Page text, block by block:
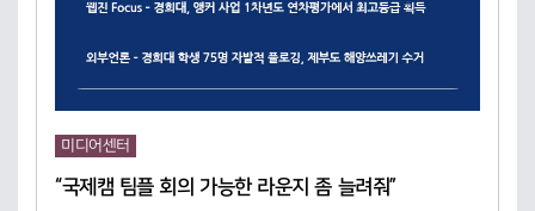
미디어센터
“국제캠 팀플 회의 가능한 라운지 좀 늘려줘”